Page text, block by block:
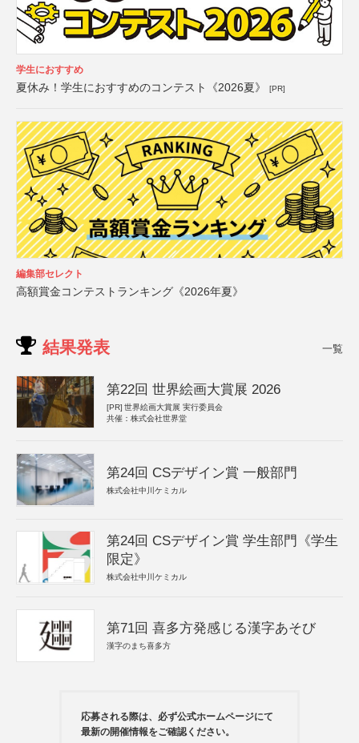
学生におすすめ
夏休み！学生におすすめのコンテスト《2026夏》 [PR]
編集部セレクト
高額賞金コンテストランキング《2026年夏》
結果発表 一覧
第22回 世界絵画大賞展 2026
[PR] 世界絵画大賞展 実行委員会
共催：株式会社世界堂
第24回 CSデザイン賞 一般部門
株式会社中川ケミカル
第24回 CSデザイン賞 学生部門《学生
限定》
株式会社中川ケミカル
第71回 喜多方発感じる漢字あそび
漢字のまち喜多方
応募される際は、必ず公式ホームページにて
最新の開催情報をご確認ください。